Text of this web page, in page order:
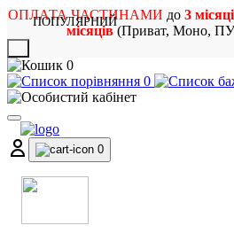
ОПЛАТА ЧАСТИНАМИ до 3
місяців(Приват, Моно,
0
0
0
ПОПУЛЯРНИЙ